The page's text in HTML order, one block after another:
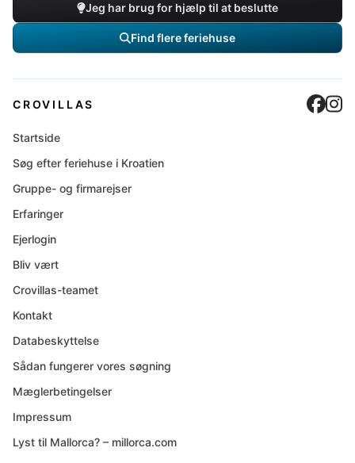
Jeg har brug for hjælp til at beslutte
Find flere feriehuse
CROVILLAS
Startside
Søg efter feriehuse i Kroatien
Gruppe- og firmarejser
Erfaringer
Ejerlogin
Bliv vært
Crovillas-teamet
Kontakt
Databeskyttelse
Sådan fungerer vores søgning
Mæglerbetingelser
Impressum
Lyst til Mallorca? – millorca.com